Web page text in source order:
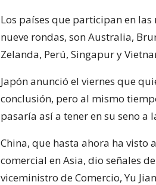
Los países que participan en las
nueve rondas, son Australia,
Zelanda, Perú, Singapur y
Japón anunció el viernes que
conclusión, pero al mismo
pasaría así a tener en su seno
China, que hasta ahora ha visto
comercial en Asia, dio señales
viceministro de Comercio, Yu